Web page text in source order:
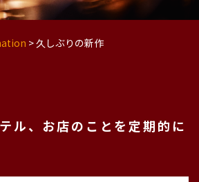
>久しぶりの新作
ル、お店のことを定期的に